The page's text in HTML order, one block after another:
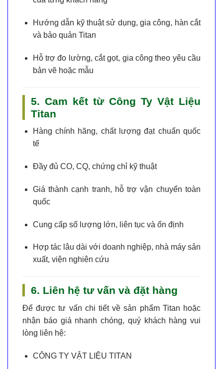
Hướng dẫn kỹ thuật sử dụng, gia công, hàn cắt
và bảo quản Titan
Hỗ trợ đo lường, cắt gọt, gia công theo yêu cầu
bản vẽ hoặc mẫu
5. Cam kết từ Công Ty Vật Liệu
Titan
Hàng chính hãng, chất lượng đạt chuẩn quốc
tế
Đầy đủ CO, CQ, chứng chỉ kỹ thuật
Giá thành cạnh tranh, hỗ trợ vận chuyển toàn
quốc
Cung cấp số lượng lớn, liên tục và ổn định
Hợp tác lâu dài với doanh nghiệp, nhà máy sản
xuất, viện nghiên cứu
6. Liên hệ tư vấn và đặt hàng
Để được tư vấn chi tiết về sản phẩm Titan hoặc
nhận báo giá nhanh chóng, quý khách hàng vui
lòng liên hệ:
CÔNG TY VẬT LIỆU TITAN